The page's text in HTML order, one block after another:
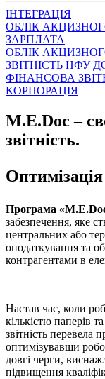
ІНТЕГРАЦІЯ
ОБЛІК
ЗАРПЛАТА
ОБЛІК
ЗВІТНІСТЬ НФУ
ФІНАНСОВА
КОРПОРАЦІЯ
M.E.Doc –
звітність.
Програма
забезпечення, яке
центральних або
оподаткування та
контрагентами в
Настав час, коли
кількістю паперів
звітність
оптимізувавши
довгі черги,
підвищення